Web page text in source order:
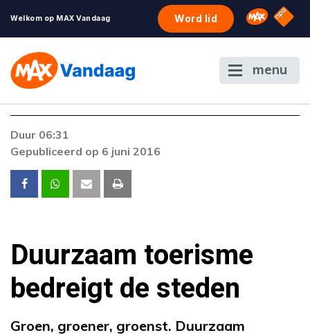
Welkom op MAX Vandaag Word lid Omroep
NPO
menu
De gewenste stream is op dit moment niet
voordoen, neem dan contact op met onze
klantenservice.
Duur 06:31
Gepubliceerd op 6 juni 2016
Duurzaam toerisme
bedreigt de steden
Groen, groener, groenst. Duurzaam